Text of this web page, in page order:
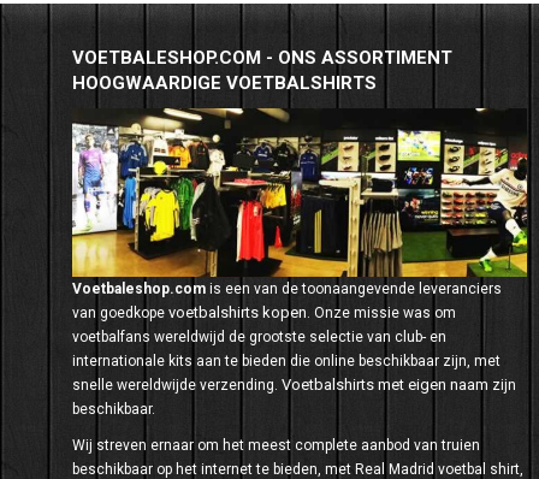
VOETBALESHOP.COM - ONS ASSORTIMENT
HOOGWAARDIGE VOETBALSHIRTS
Voetbaleshop.com is een van de toonaangevende leveranciers
van goedkope voetbalshirts kopen . Onze missie was om
voetbalfans wereldwijd de grootste selectie van club- en
internationale kits aan te bieden die online beschikbaar zijn, met
snelle wereldwijde verzending. Voetbalshirts met eigen naam zijn
beschikbaar.
Wij streven ernaar om het meest complete aanbod van truien
beschikbaar op het internet te bieden, met Real Madrid voetbal shirt,